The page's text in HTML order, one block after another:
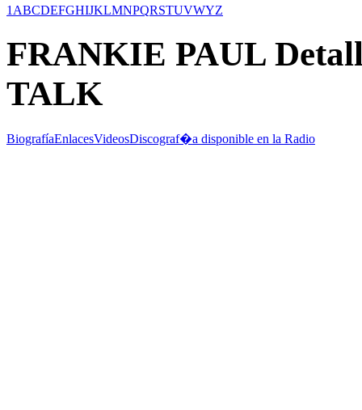
1 ABCDEFGHIJKLMNPQRSTUVWYZ
FRANKIE PAUL
TALK
BiografíaEnlacesVideosDiscograf�a disponible en la Radio